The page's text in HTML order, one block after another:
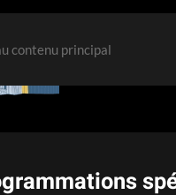
contenu principal